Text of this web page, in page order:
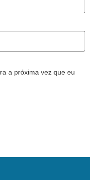
a próxima vez que eu